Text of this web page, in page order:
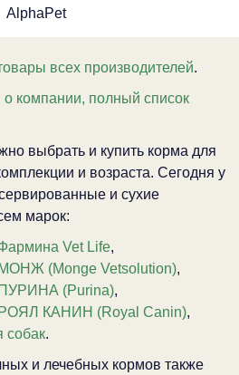
AlphaPet
всех производителей.
компании, полный список
выбрать и купить корма для
и возраста. Сегодня у
и сухие
марок:
Vet Life,
(Monge Vetsolution),
ПУРИНА (Purina),
РОЯЛ КАНИН (Royal Canin),
собак.
и лечебных кормов также